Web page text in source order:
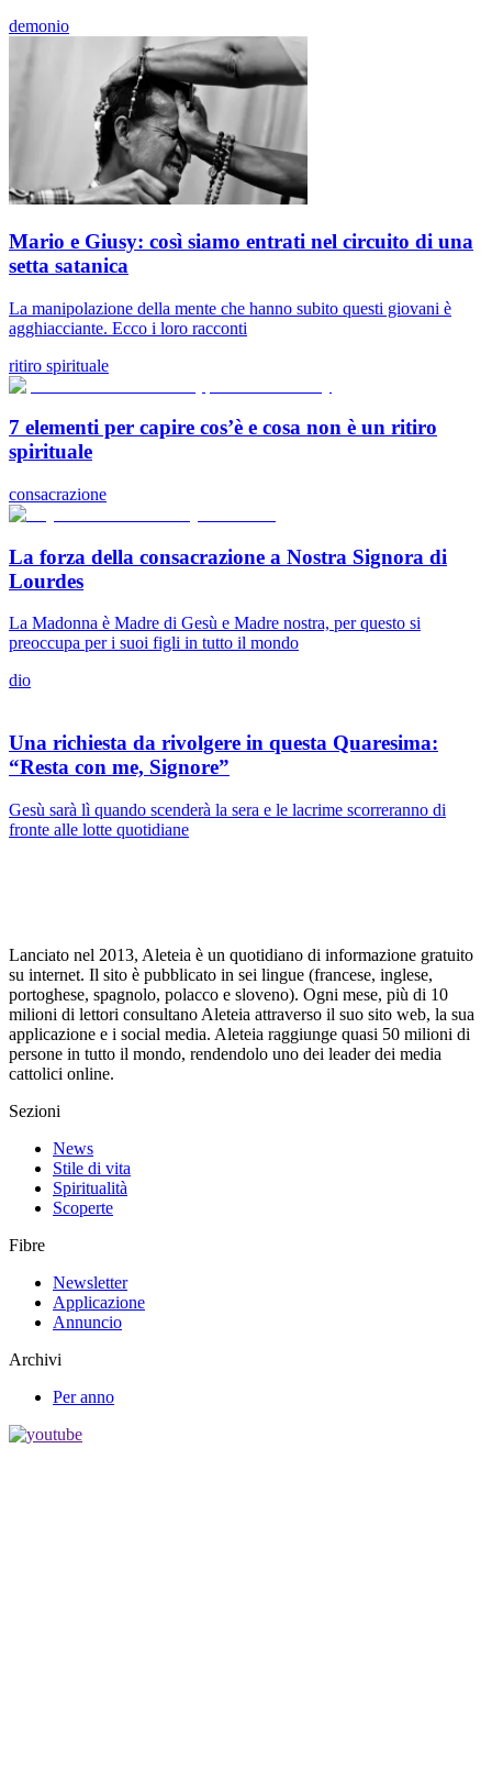
demonio
Mario e Giusy: così siamo entrati nel circuito di una
setta satanica
La manipolazione della mente che hanno subito questi giovani è
agghiacciante. Ecco i loro racconti
ritiro spirituale
7 elementi per capire cos’è e cosa non è un ritiro
spirituale
consacrazione
La forza della consacrazione a Nostra Signora di
Lourdes
La Madonna è Madre di Gesù e Madre nostra, per questo si
preoccupa per i suoi figli in tutto il mondo
dio
Una richiesta da rivolgere in questa Quaresima:
“Resta con me, Signore”
Gesù sarà lì quando scenderà la sera e le lacrime scorreranno di
fronte alle lotte quotidiane
Lanciato nel 2013, Aleteia è un quotidiano di informazione gratuito
su internet. Il sito è pubblicato in sei lingue (francese, inglese,
portoghese, spagnolo, polacco e sloveno). Ogni mese, più di 10
milioni di lettori consultano Aleteia attraverso il suo sito web, la sua
applicazione e i social media. Aleteia raggiunge quasi 50 milioni di
persone in tutto il mondo, rendendolo uno dei leader dei media
cattolici online.
Sezioni
News
Stile di vita
Spiritualità
Scoperte
Fibre
Newsletter
Applicazione
Annuncio
Archivi
Per anno